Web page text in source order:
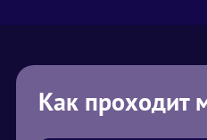
Как проходит